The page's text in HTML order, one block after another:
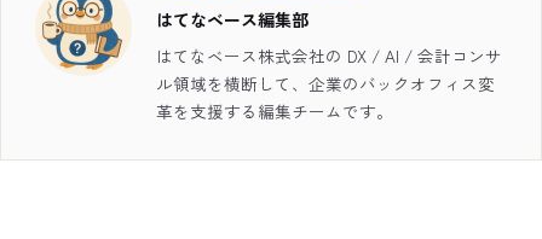
はてなベース編集部
はてなベース株式会社の DX / AI / 会計コンサ
ル領域を横断して、企業のバックオフィス変
革を支援する編集チームです。